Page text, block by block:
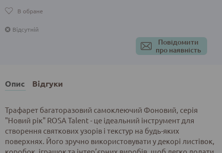
В обране
Відсутній
Повідомити
про наявність
Опис Відгуки
Трафарет багаторазовий самоклеючий Фоновий, серія
"Новий рік" ROSA Talent - це ідеальний інструмент для
створення святкових узорів і текстур на будь-яких
поверхнях. Його зручно використовувати у декорі листівок,